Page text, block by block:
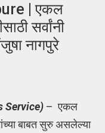
| एकल
सर्वांनी
नागपुरे
Service) – एकल
बाबत सुरु असलेल्या